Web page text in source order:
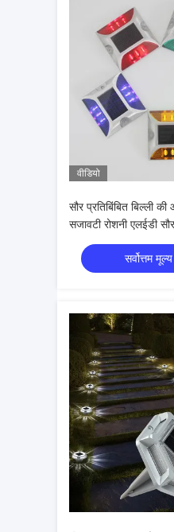
वीडियो
सौर प्रतिबिंबित बिल्ली
सजावटी रोशनी एलईडी
सर्वोत्तम